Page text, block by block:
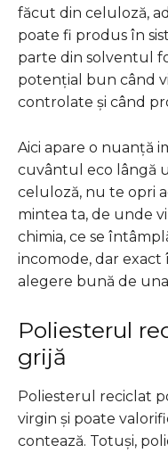
făcut din celuloză,
poate fi produs în
parte din solventul
potențial bun când
controlate și când
Aici apare o nuanță
cuvântul eco lângă
celuloză, nu te opri
mintea ta, de unde
chimia, ce se
incomode, dar exact
alegere bună de
Poliesterul
grijă
Poliesterul reciclat
virgin și poate
contează. Totuși,